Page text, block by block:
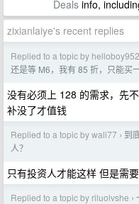
Dealsinfo,
zixianlaiye's recent replies
Replied to a topic by
还是等 M6，我有 85 折，只能买
没有必须上 128 的需求，先
补没了才值钱
Replied to a topic by wali77 › 到
人？
只有投资人才能这样 但是需
Replied to a topic by riluolvshe ›